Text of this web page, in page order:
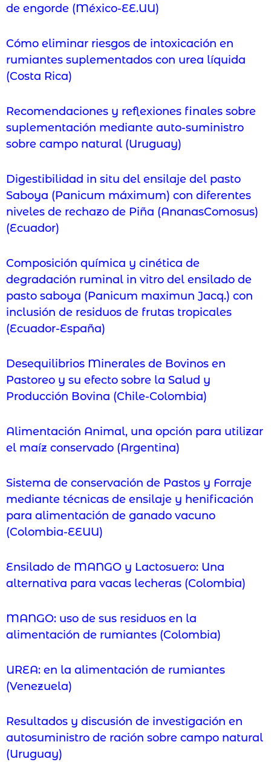
de engorde (México-EE.UU)
Cómo eliminar riesgos de intoxicación en
rumiantes suplementados con urea líquida
(Costa Rica)
Recomendaciones y reflexiones finales sobre
suplementación mediante auto-suministro
sobre campo natural (Uruguay)
Digestibilidad in situ del ensilaje del pasto
Saboya (Panicum máximum) con diferentes
niveles de rechazo de Piña (AnanasComosus)
(Ecuador)
Composición química y cinética de
degradación ruminal in vitro del ensilado de
pasto saboya (Panicum maximun Jacq.) con
inclusión de residuos de frutas tropicales
(Ecuador-España)
Desequilibrios Minerales de Bovinos en
Pastoreo y su efecto sobre la Salud y
Producción Bovina (Chile-Colombia)
Alimentación Animal, una opción para utilizar
el maíz conservado (Argentina)
Sistema de conservación de Pastos y Forraje
mediante técnicas de ensilaje y henificación
para alimentación de ganado vacuno
(Colombia-EEUU)
Ensilado de MANGO y Lactosuero: Una
alternativa para vacas lecheras (Colombia)
MANGO: uso de sus residuos en la
alimentación de rumiantes (Colombia)
UREA: en la alimentación de rumiantes
(Venezuela)
Resultados y discusión de investigación en
autosuministro de ración sobre campo natural
(Uruguay)